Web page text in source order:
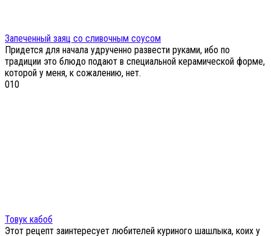
Запеченный заяц со сливочным соусом
Придется для начала удрученно развести руками, ибо по
традиции это блюдо подают в специальной керамической форме,
которой у меня, к сожалению, нет.
010
Товук кабоб
Этот рецепт заинтересует любителей куриного шашлыка, коих у